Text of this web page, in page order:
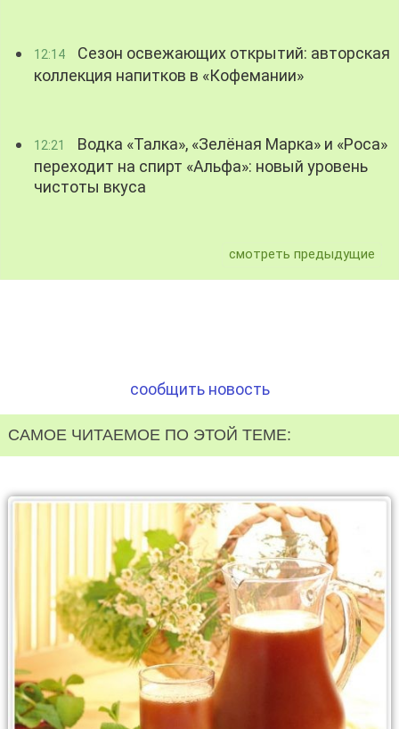
12:14
Сезон освежающих открытий: авторская
коллекция напитков в «Кофемании»
12:21
Водка «Талка», «Зелёная Марка» и «Роса»
переходит на спирт «Альфа»: новый уровень
чистоты вкуса
смотреть предыдущие
сообщить новость
САМОЕ ЧИТАЕМОЕ ПО ЭТОЙ ТЕМЕ: